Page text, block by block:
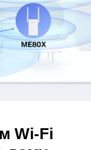
Wi-Fi